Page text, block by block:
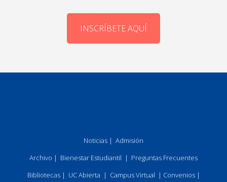
INSCRÍBETE AQUÍ
Noticias | Admisión
Archivo | Bienestar Estudiantil | Preguntas Frecuentes
Bibliotecas| UC Abierta | Campus Virtual | Convenios|